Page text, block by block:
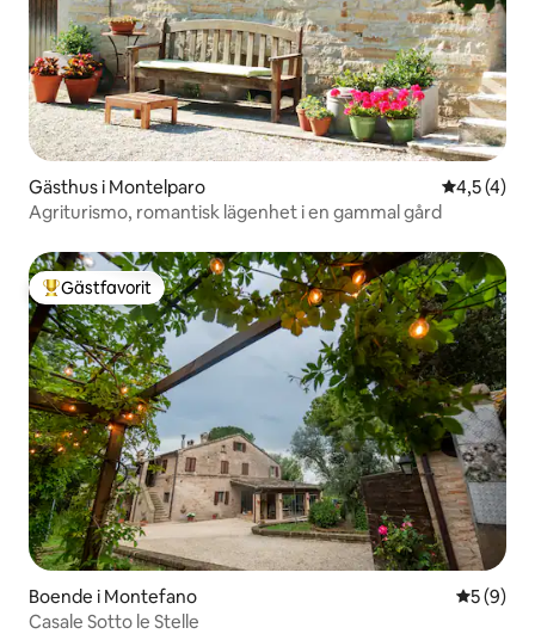
Gästhus i Montelparo 4,5 av 5 i
4,5 (4)
Agriturismo, romantisk lägenhet i en gammal gård
Populär gästfavorit
Gästfavorit
Boende i Montefano 5 av 5 i
5 (9)
Casale Sotto le Stelle